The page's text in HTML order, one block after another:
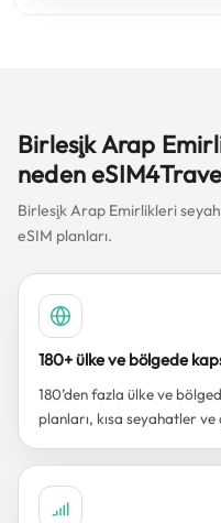
Birleşik Arap
neden
Birleşik Arap Emirlikleri
eSIM planları.
180+ ülke ve bölgede
180’den fazla ülke ve
planları, kısa seyahatler